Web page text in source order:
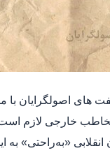
های اصولگرایان
خارجی لازم است
«به‌راحتی» به